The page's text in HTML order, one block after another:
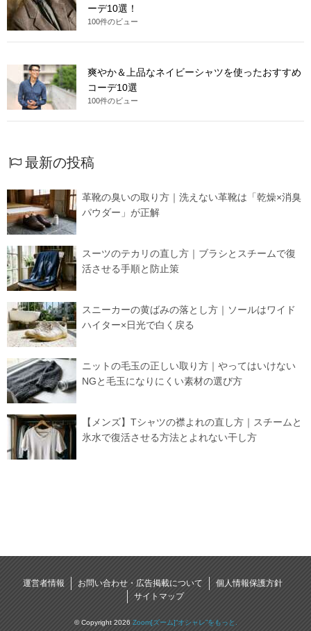
ーデ10選！
100件のビュー
爽やか＆上品なネイビーシャツを使ったおすすめ
コーデ10選
100件のビュー
最新の投稿
革靴の臭いの取り方｜洗えない革靴は「乾燥×消臭
パウダー」が正解
スーツのテカリの直し方｜ブラシとスチームで復
活させる手順と防止策
スニーカーの黄ばみの落とし方｜ソールはワイド
ハイター×日光で白く戻る
ニットの毛玉の正しい取り方｜やってはいけない
NGと毛玉になりにくい素材の選び方
【メンズ】Tシャツの襟よれの直し方｜スチームと
氷水で復活させる方法とよれない干し方
運営者情報 お問い合わせ・広告掲載について
個人情報保護方針
サイトマップ
© Copyright 2026 Zoom[ズーム]“オシャレ”をもっと.